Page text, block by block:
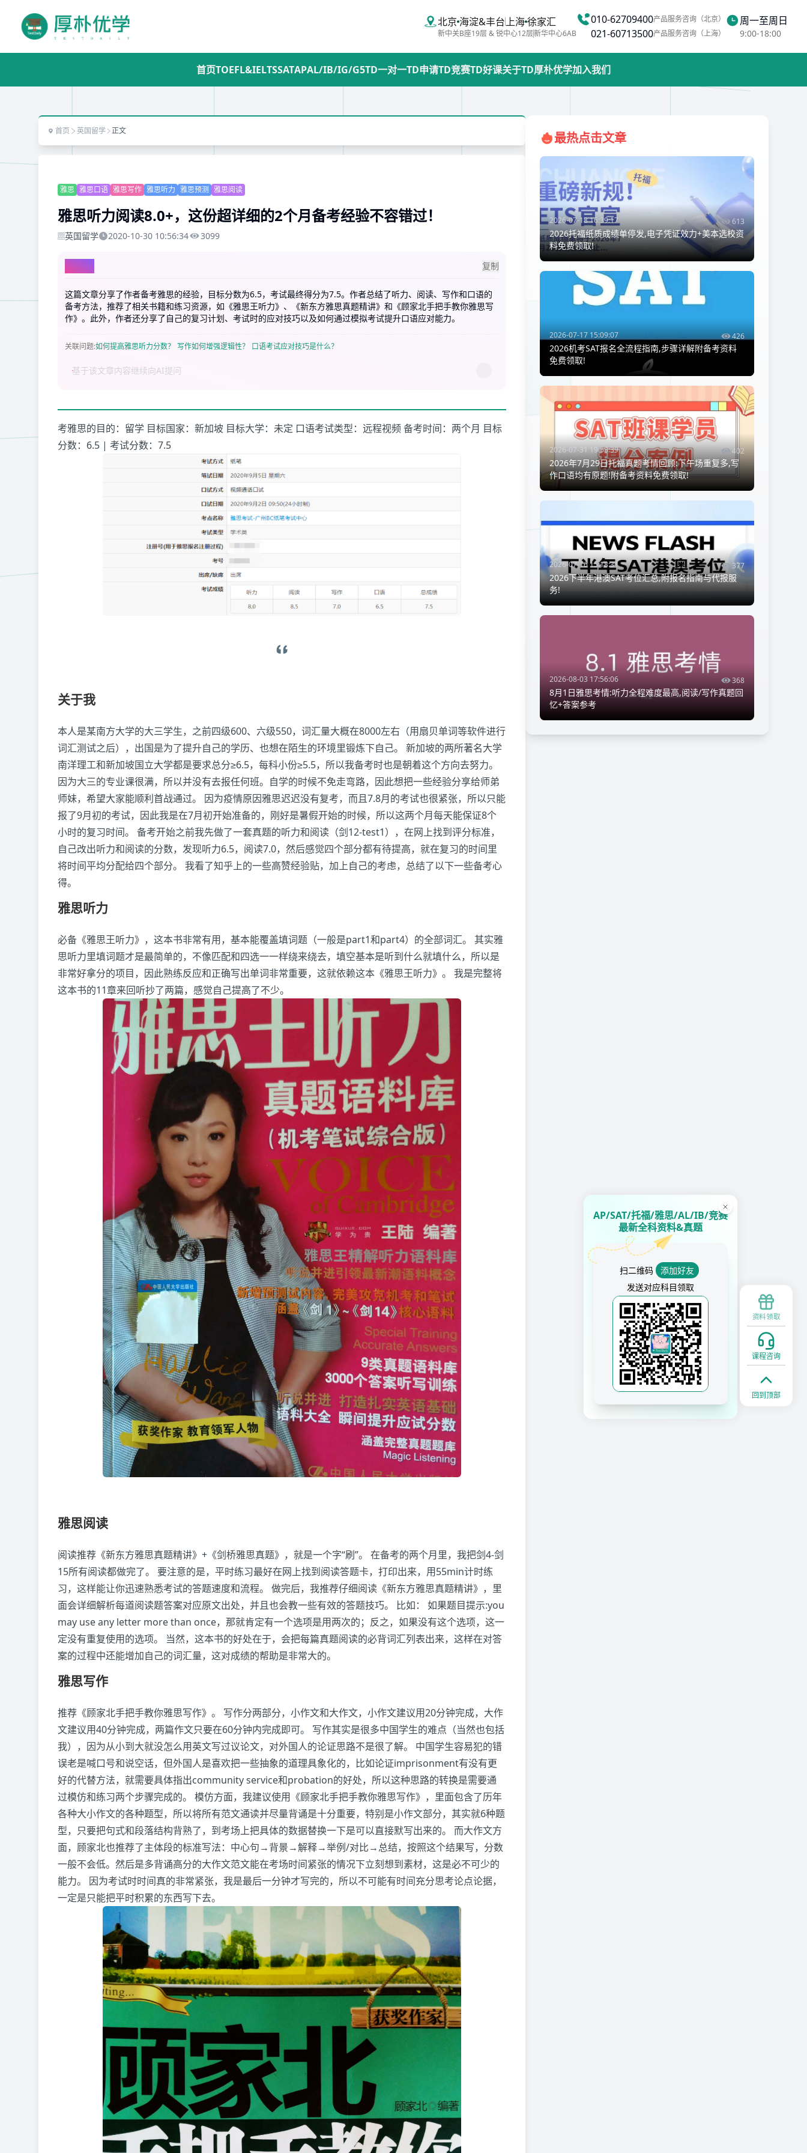
北京 海淀&丰台上海徐家汇
新中关B座19层 & 锐中心12层新华中心6AB
010-62709400产品服务咨询（北京）
021-60713500产品服务咨询（上海）
周一至周日
9:00-18:00
首页TOEFL&IELTSSATAPAL/IB/IG/G5TD一对一TD申请TD竞赛TD好课关于TD厚朴优学加入我们
首页 英国留学 正文
雅思 雅思口语 雅思写作 雅思听力 雅思预测 雅思阅读
雅思听力阅读8.0+，这份超详细的2个月备考经验不容错过！
英国留学 2020-10-30 10:56:34 3099
AI总结 复制
这篇文章分享了作者备考雅思的经验，目标分数为6.5，考试最终得分为7.5。作者总结了听力、阅读、写作和口语的
备考方法，推荐了相关书籍和练习资源，如《雅思王听力》、《新东方雅思真题精讲》和《顾家北手把手教你雅思写
作》。此外，作者还分享了自己的复习计划、考试时的应对技巧以及如何通过模拟考试提升口语应对能力。
关联问题:如何提高雅思听力分数？ 写作如何增强逻辑性？ 口语考试应对技巧是什么？
考雅思的目的：留学 目标国家：新加坡 目标大学：未定 口语考试类型：远程视频 备考时间：两个月 目标
分数：6.5 | 考试分数：7.5
关于我
本人是某南方大学的大三学生，之前四级600、六级550，词汇量大概在8000左右（用扇贝单词等软件进行
词汇测试之后），出国是为了提升自己的学历、也想在陌生的环境里锻炼下自己。 新加坡的两所著名大学
南洋理工和新加坡国立大学都是要求总分≥6.5，每科小份≥5.5，所以我备考时也是朝着这个方向去努力。
因为大三的专业课很满，所以并没有去报任何班。自学的时候不免走弯路，因此想把一些经验分享给师弟
师妹，希望大家能顺利首战通过。 因为疫情原因雅思迟迟没有复考，而且7.8月的考试也很紧张，所以只能
报了9月初的考试，因此我是在7月初开始准备的，刚好是暑假开始的时候，所以这两个月每天能保证8个
小时的复习时间。 备考开始之前我先做了一套真题的听力和阅读（剑12-test1），在网上找到评分标准，
自己改出听力和阅读的分数，发现听力6.5，阅读7.0，然后感觉四个部分都有待提高，就在复习的时间里
将时间平均分配给四个部分。 我看了知乎上的一些高赞经验贴，加上自己的考虑，总结了以下一些备考心
得。
雅思听力
必备《雅思王听力》，这本书非常有用，基本能覆盖填词题（一般是part1和part4）的全部词汇。 其实雅
思听力里填词题才是最简单的，不像匹配和四选一一样绕来绕去，填空基本是听到什么就填什么，所以是
非常好拿分的项目，因此熟练反应和正确写出单词非常重要，这就依赖这本《雅思王听力》。 我是完整将
这本书的11章来回听抄了两篇，感觉自己提高了不少。
雅思阅读
阅读推荐《新东方雅思真题精讲》+《剑桥雅思真题》，就是一个字“刷”。 在备考的两个月里，我把剑4-剑
15所有阅读都做完了。 要注意的是，平时练习最好在网上找到阅读答题卡，打印出来，用55min计时练
习，这样能让你迅速熟悉考试的答题速度和流程。 做完后，我推荐仔细阅读《新东方雅思真题精讲》，里
面会详细解析每道阅读题答案对应原文出处，并且也会教一些有效的答题技巧。 比如： 如果题目提示:you
may use any letter more than once，那就肯定有一个选项是用两次的；反之，如果没有这个选项，这一
定没有重复使用的选项。 当然，这本书的好处在于，会把每篇真题阅读的必背词汇列表出来，这样在对答
案的过程中还能增加自己的词汇量，这对成绩的帮助是非常大的。
雅思写作
推荐《顾家北手把手教你雅思写作》。 写作分两部分，小作文和大作文，小作文建议用20分钟完成，大作
文建议用40分钟完成，两篇作文只要在60分钟内完成即可。 写作其实是很多中国学生的难点（当然也包括
我），因为从小到大就没怎么用英文写过议论文，对外国人的论证思路不是很了解。 中国学生容易犯的错
误老是喊口号和说空话，但外国人是喜欢把一些抽象的道理具象化的，比如论证imprisonment有没有更
好的代替方法，就需要具体指出community service和probation的好处，所以这种思路的转换是需要通
过模仿和练习两个步骤完成的。 模仿方面，我建议使用《顾家北手把手教你雅思写作》，里面包含了历年
各种大小作文的各种题型，所以将所有范文通读并尽量背诵是十分重要，特别是小作文部分，其实就6种题
型，只要把句式和段落结构背熟了，到考场上把具体的数据替换一下是可以直接默写出来的。 而大作文方
面，顾家北也推荐了主体段的标准写法：中心句→背景→解释→举例/对比→总结，按照这个结果写，分数
一般不会低。然后是多背诵高分的大作文范文能在考场时间紧张的情况下立刻想到素材，这是必不可少的
能力。 因为考试时时间真的非常紧张，我是最后一分钟才写完的，所以不可能有时间充分思考论点论据，
一定是只能把平时积累的东西写下去。
最热点击文章
2026-07-18 16:39:17 613
2026托福纸质成绩单停发,电子凭证效力+美本选校资
料免费领取!
2026-07-17 15:09:07 426
2026机考SAT报名全流程指南,步骤详解附备考资料
免费领取!
2026-07-31 19:53:39 402
2026年7月29日托福真题考情回顾:下午场重复多,写
作口语均有原题!附备考资料免费领取!
2026-07-16 15:18:31 377
2026下半年港澳SAT考位汇总,附报名指南与代报服
务!
2026-08-03 17:56:06 368
8月1日雅思考情:听力全程难度最高,阅读/写作真题回
忆+答案参考
资料领取
课程咨询
回到顶部
AP/SAT/托福/雅思/AL/IB/竞赛
最新全科资料&真题
扫二维码
添加好友
发送对应科目领取